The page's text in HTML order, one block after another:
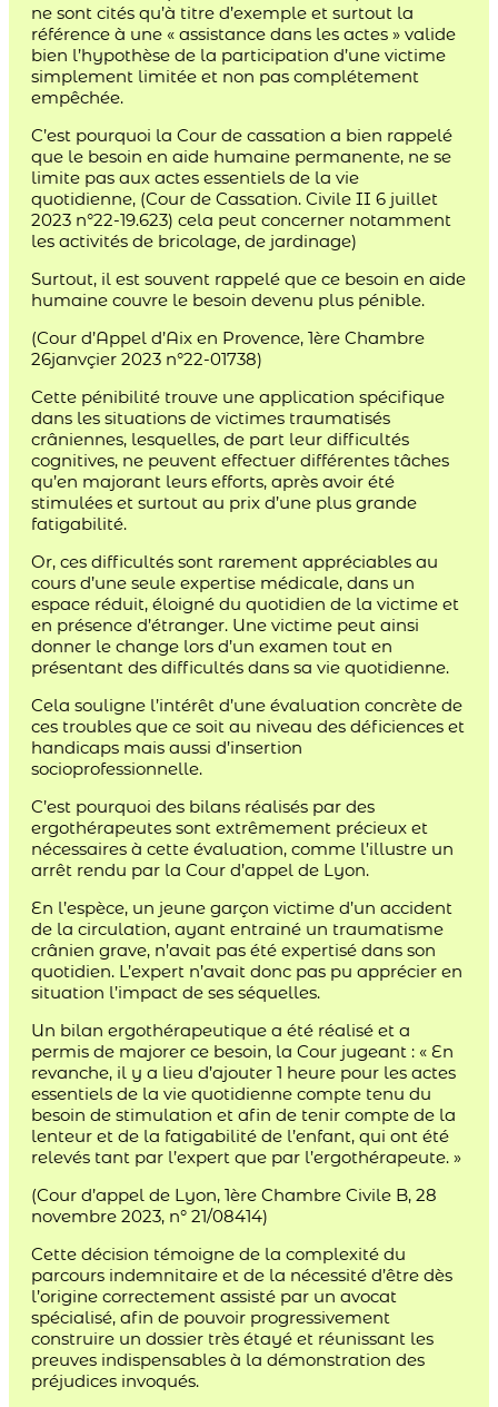
ne sont cités qu’à titre d’exemple et surtout la
référence à une « assistance dans les actes » valide
bien l’hypothèse de la participation d’une victime
simplement limitée et non pas complétement
empêchée.
C’est pourquoi la Cour de cassation a bien rappelé
que le besoin en aide humaine permanente, ne se
limite pas aux actes essentiels de la vie
quotidienne, (Cour de Cassation. Civile II 6 juillet
2023 n°22-19.623) cela peut concerner notamment
les activités de bricolage, de jardinage)
Surtout, il est souvent rappelé que ce besoin en aide
humaine couvre le besoin devenu plus pénible.
(Cour d’Appel d’Aix en Provence, 1ère Chambre
26janvçier 2023 n°22-01738)
Cette pénibilité trouve une application spécifique
dans les situations de victimes traumatisés
crâniennes, lesquelles, de part leur difficultés
cognitives, ne peuvent effectuer différentes tâches
qu’en majorant leurs efforts, après avoir été
stimulées et surtout au prix d’une plus grande
fatigabilité.
Or, ces difficultés sont rarement appréciables au
cours d’une seule expertise médicale, dans un
espace réduit, éloigné du quotidien de la victime et
en présence d’étranger. Une victime peut ainsi
donner le change lors d’un examen tout en
présentant des difficultés dans sa vie quotidienne.
Cela souligne l’intérêt d’une évaluation concrète de
ces troubles que ce soit au niveau des déficiences et
handicaps mais aussi d’insertion
socioprofessionnelle.
C’est pourquoi des bilans réalisés par des
ergothérapeutes sont extrêmement précieux et
nécessaires à cette évaluation, comme l’illustre un
arrêt rendu par la Cour d’appel de Lyon.
En l’espèce, un jeune garçon victime d’un accident
de la circulation, ayant entrainé un traumatisme
crânien grave, n’avait pas été expertisé dans son
quotidien. L’expert n’avait donc pas pu apprécier en
situation l’impact de ses séquelles.
Un bilan ergothérapeutique a été réalisé et a
permis de majorer ce besoin, la Cour jugeant : « En
revanche, il y a lieu d’ajouter 1 heure pour les actes
essentiels de la vie quotidienne compte tenu du
besoin de stimulation et afin de tenir compte de la
lenteur et de la fatigabilité de l’enfant, qui ont été
relevés tant par l’expert que par l’ergothérapeute. »
(Cour d’appel de Lyon, 1ère Chambre Civile B, 28
novembre 2023, n° 21/08414)
Cette décision témoigne de la complexité du
parcours indemnitaire et de la nécessité d’être dès
l’origine correctement assisté par un avocat
spécialisé, afin de pouvoir progressivement
construire un dossier très étayé et réunissant les
preuves indispensables à la démonstration des
préjudices invoqués.